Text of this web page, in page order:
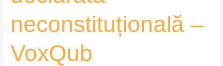
neconstituțională –
VoxQub